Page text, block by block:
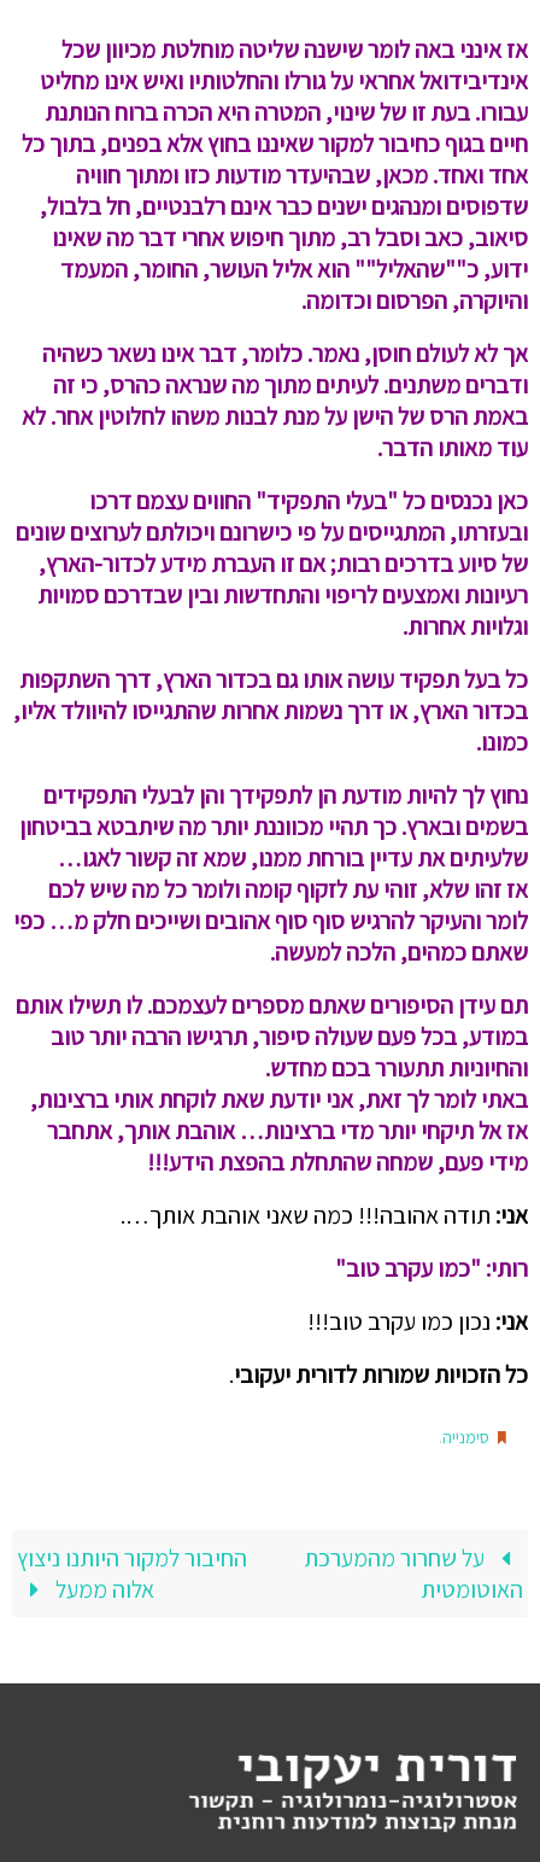
אז אינני באה לומר שישנה שליטה מוחלטת מכיוון שכל
אינדיבידואל אחראי על גורלו והחלטותיו ואיש אינו מחליט
עבורו. בעת זו של שינוי,המטרה היא הכרה ברוח הנותנת
חיים בגוף כחיבור למקור שאיננו בחוץ אלא בפנים, בתוך כל
אחד ואחד.מכאן, שבהיעדר מודעות כזו ומתוך חוויה
שדפוסים ומנהגים ישנים כבר אינם רלבנטיים, חל בלבול,
סיאוב, כאב וסבל רב, מתוך חיפוש אחרי דבר מה שאינו
ידוע, כ""שהאליל"" הוא אליל העושר, החומר, המעמד
והיוקרה, הפרסום וכדומה.
אך לא לעולם חוסן, נאמר. כלומר, דבר אינו נשאר כשהיה
ודברים משתנים. לעיתים מתוך מה שנראה כהרס, כי זה
באמת הרס של הישן על מנת לבנות משהו לחלוטין אחר. לא
עוד מאותו הדבר.
כאן נכנסים כל "בעלי התפקיד" החווים עצמם דרכו
ובעזרתו, המתגייסים על פי כישרונם ויכולתם לערוצים שונים
של סיוע בדרכים רבות; אם זו העברת מידע לכדור-הארץ,
רעיונות ואמצעים לריפוי והתחדשות ובין שבדרכם סמויות
וגלויות אחרות.
כל בעל תפקיד עושה אותו גם בכדור הארץ, דרך השתקפות
בכדור הארץ, או דרך נשמות אחרות שהתגייסו להיוולד אליו,
כמונו.
נחוץ לך להיות מודעת הן לתפקידך והן לבעלי התפקידים
בשמים ובארץ. כך תהיי מכווננת יותר מה שיתבטא בביטחון
שלעיתים את עדיין בורחת ממנו, שמא זה קשור לאגו…
אז זהו שלא, זוהי עת לזקוף קומה ולומר כל מה שיש לכם
לומר והעיקר להרגיש סוף סוף אהובים ושייכים חלק מ… כפי
שאתם כמהים, הלכה למעשה.
תם עידן הסיפורים שאתם מספרים לעצמכם. לו תשילו אותם
במודע, בכל פעם שעולה סיפור, תרגישו הרבה יותר טוב
והחיוניות תתעורר בכם מחדש.
באתי לומר לך זאת, אני יודעת שאת לוקחת אותי ברצינות,
אז אל תיקחי יותר מדי ברצינות… אוהבת אותך, אתחבר
מידי פעם, שמחה שהתחלת בהפצת הידע!!!
אני: תודה אהובה!!! כמה שאני אוהבת אותך….
רותי: "כמו עקרב טוב"
אני: נכון כמו עקרב טוב!!!
כל הזכויות שמורות לדורית יעקובי.
סימנייה.
על שחרור מהמערכת
האוטומטית
החיבור למקור היותנו ניצוץ
אלוה ממעל